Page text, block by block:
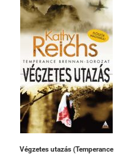
Végzetes utazás (Temperance